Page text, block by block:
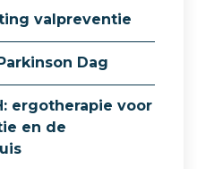
valpreventie
Dag
ergotherapie voor
en de